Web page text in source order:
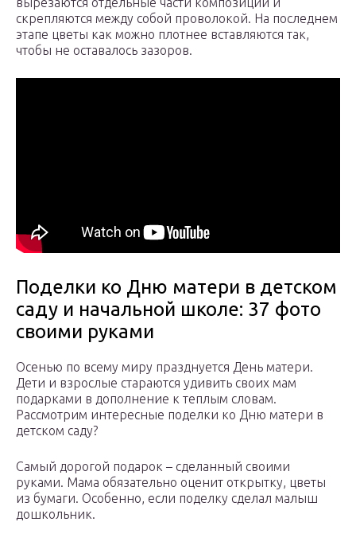
скрепляются между собой проволокой. На последнем
этапе цветы как можно плотнее вставляются так,
чтобы не оставалось зазоров.
Поделки ко Дню матери в детском
саду и начальной школе: 37 фото
своими руками
Осенью по всему миру празднуется День матери.
Дети и взрослые стараются удивить своих мам
подарками в дополнение к теплым словам.
Рассмотрим интересные поделки ко Дню матери в
детском саду?
Самый дорогой подарок – сделанный своими
руками. Мама обязательно оценит открытку, цветы
из бумаги. Особенно, если поделку сделал малыш
дошкольник.